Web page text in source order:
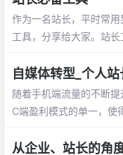
作为一名站长，平时常
工具，分享给大家。站
自媒体转型_个人
随着手机端流量的不断
C端盈利模式的单一，使
只是技术，而自媒体做
从企业、站长的角